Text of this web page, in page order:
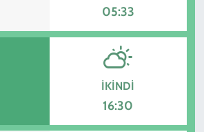
05:33
İKINDI
16:30